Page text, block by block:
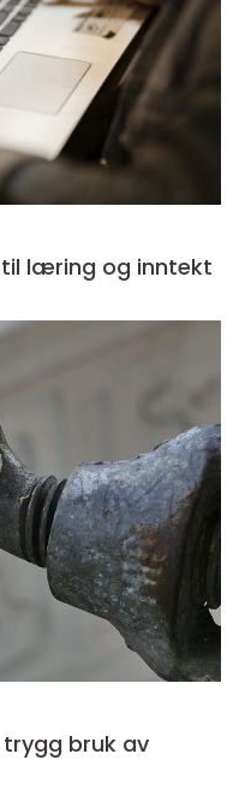
vei til læring og inntekt
bruk av